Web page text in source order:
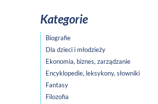
Kategorie
Biografie
Dla dzieci i młodzieży
Ekonomia, biznes, zarządzanie
Encyklopedie, leksykony, słowniki
Fantasy
Filozofia